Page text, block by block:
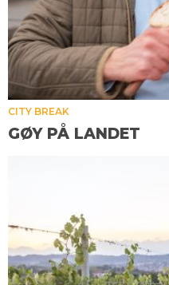
CITY BREAK
GØY PÅ LANDET